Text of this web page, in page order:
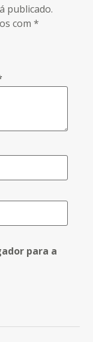
publicado.
com*
para a